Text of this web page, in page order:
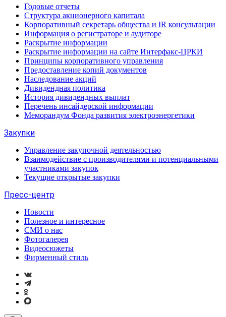
Годовые отчеты
Структура акционерного капитала
Корпоративный секретарь общества и IR консультации
Информация о регистраторе и аудиторе
Раскрытие информации
Раскрытие информации на сайте Интерфакс-ЦРКИ
Принципы корпоративного управления
Предоставление копий документов
Наследование акций
Дивидендная политика
История дивидендных выплат
Перечень инсайдерской информации
Меморандум Фонда развития электроэнергетики
Закупки
Управление закупочной деятельностью
Взаимодействие с производителями и потенциальными
участниками закупок
Текущие открытые закупки
Пресс-центр
Новости
Полезное и интересное
СМИ о нас
Фотогалерея
Видеосюжеты
Фирменный стиль